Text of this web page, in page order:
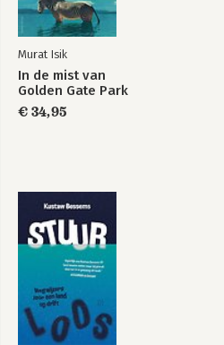
De
meetmaatschappij
Bekijk alle boeken
Murat Isik
In de mist van
Golden Gate Park
€ 34,95